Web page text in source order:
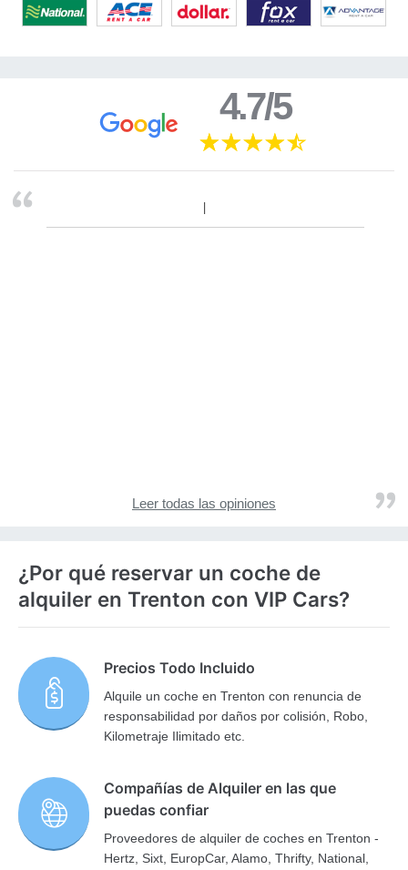
4.7/5
Leer todas las opiniones
¿Por qué reservar un coche de
alquiler en Trenton con VIP Cars?
Precios Todo Incluido
Alquile un coche en Trenton con renuncia de
responsabilidad por daños por colisión, Robo,
Kilometraje Ilimitado etc.
Compañías de Alquiler en las que
puedas confiar
Proveedores de alquiler de coches en Trenton -
Hertz, Sixt, EuropCar, Alamo, Thrifty, National,